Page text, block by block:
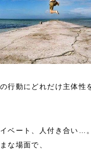
行動にどれだけ主体性
ベート、人付き合い…。
な場面で、